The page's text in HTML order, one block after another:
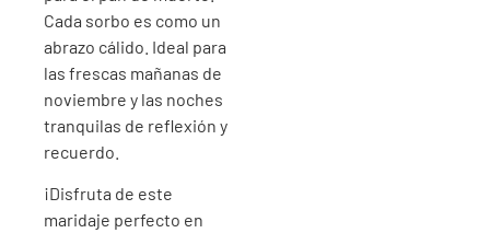
Cada sorbo es como un
abrazo cálido. Ideal para
las frescas mañanas de
noviembre y las noches
tranquilas de reflexión y
recuerdo.
¡Disfruta de este
maridaje perfecto en